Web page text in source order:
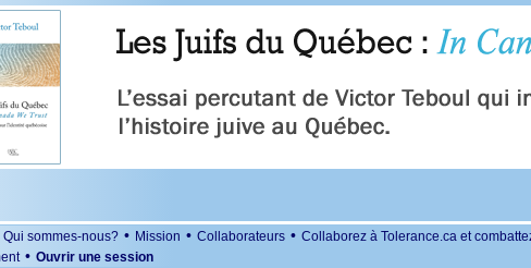
Qui sommes-nous? • Mission • Collaborateurs • Collaborez à Tolerance.ca et
• Ouvrir une session